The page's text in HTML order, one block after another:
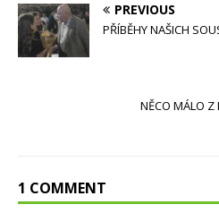
PREVIOUS
PŘÍBĚHY NAŠICH
NĚCO MÁLO
1 COMMENT